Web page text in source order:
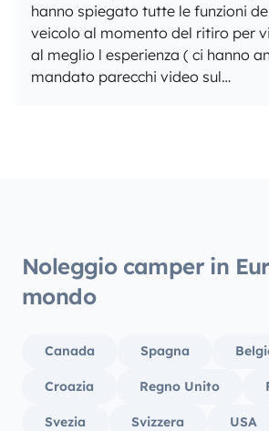
hanno spiegato tutte le funzioni
veicolo al momento del ritiro per
al meglio l esperienza ( ci hanno
mandato parecchi video sul
Noleggio camper in
mondo
Canada Spagna
Croazia Regno Unito
Svezia Svizzera USA